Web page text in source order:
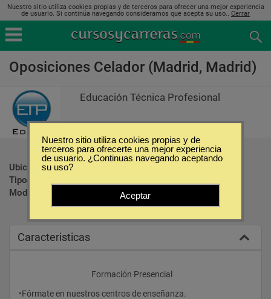
Nuestro sitio utiliza cookies propias y de terceros para ofrecer una mejor experiencia
de usuario. Si continúa navegando consideramos que acepta su uso.. Cerrar
Oposiciones Celador (Madrid, Madrid)
Educación Técnica Profesional
Ubicación:
Tipo:
Modalidad:
Presencial
Caracteristicas
					Formación Presencial
•Fórmate en nuestros centros de enseñanza.
Nuestro sitio utiliza cookies propias y de
terceros para ofrecerte una mejor experiencia
de usuario. ¿Continuas navegando aceptando
su uso?
Aceptar